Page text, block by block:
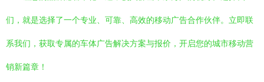
们，就是选择了一个专业、可靠、高效的移动广告合作伙伴。立即联
系我们，获取专属的车体广告解决方案与报价，开启您的城市移动营
销新篇章！